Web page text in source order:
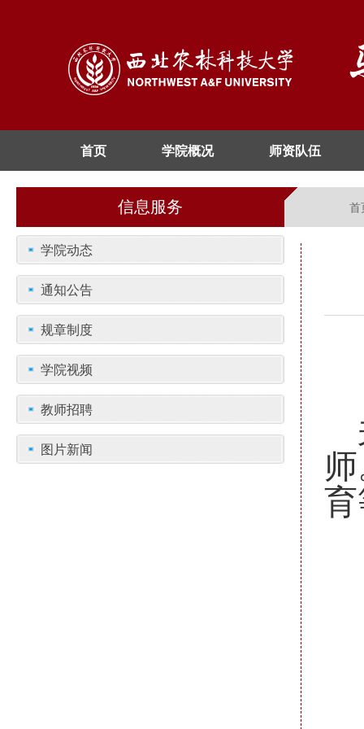
首页 学院概况 师资队伍
信息服务 首
学院动态
通知公告
规章制度
学院视频
教师招聘
图片新闻